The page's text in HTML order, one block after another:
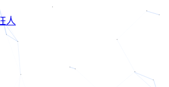
人